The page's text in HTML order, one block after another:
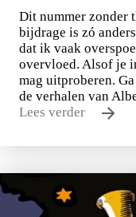
Dit nummer zonder
bijdrage is zó
dat ik vaak
overvloed. Alsof je
mag uitproberen.
de verhalen van
Lees verder